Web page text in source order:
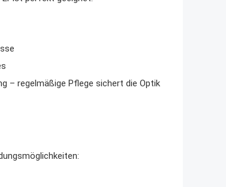
– regelmäßige Pflege sichert die Optik